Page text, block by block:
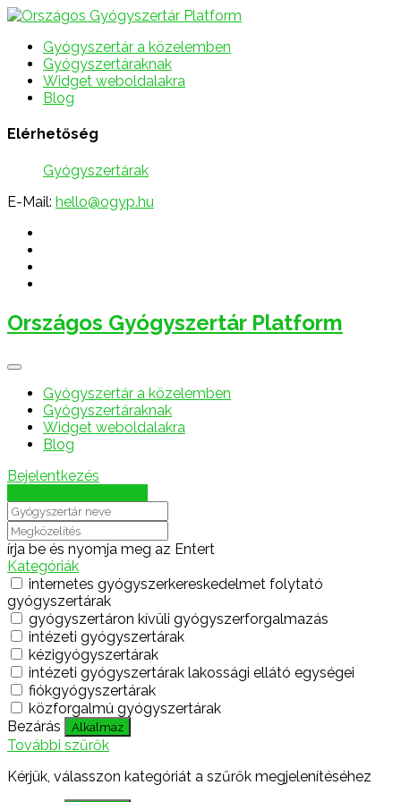
Gyógyszertár a közelemben
Gyógyszertáraknak
Widget weboldalakra
Blog
Elérhetőség
Gyógyszertárak
E-Mail: hello@ogyp.hu
Országos Gyógyszertár Platform
Gyógyszertár a közelemben
Gyógyszertáraknak
Widget weboldalakra
Blog
Bejelentkezés
írja be és nyomja meg az Entert
Kategóriák
internetes gyógyszerkereskedelmet folytató
gyógyszertárak
gyógyszertáron kívüli gyógyszerforgalmazás
intézeti gyógyszertárak
kézigyógyszertárak
intézeti gyógyszertárak lakossági ellátó egységei
fiókgyógyszertárak
közforgalmú gyógyszertárak
Bezárás
Alkalmaz
További szűrők
Kérjük, válasszon kategóriát a szűrők megjelenítéséhez